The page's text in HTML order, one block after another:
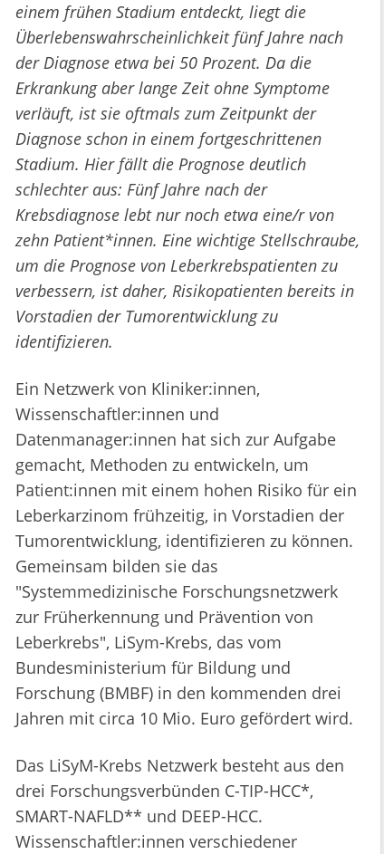
einem frühen Stadium entdeckt, liegt die
Überlebenswahrscheinlichkeit fünf Jahre nach
der Diagnose etwa bei 50 Prozent. Da die
Erkrankung aber lange Zeit ohne Symptome
verläuft, ist sie oftmals zum Zeitpunkt der
Diagnose schon in einem fortgeschrittenen
Stadium. Hier fällt die Prognose deutlich
schlechter aus: Fünf Jahre nach der
Krebsdiagnose lebt nur noch etwa eine/r von
zehn Patient*innen. Eine wichtige Stellschraube,
um die Prognose von Leberkrebspatienten zu
verbessern, ist daher, Risikopatienten bereits in
Vorstadien der Tumorentwicklung zu
identifizieren.
Ein Netzwerk von Kliniker:innen,
Wissenschaftler:innen und
Datenmanager:innen hat sich zur Aufgabe
gemacht, Methoden zu entwickeln, um
Patient:innen mit einem hohen Risiko für ein
Leberkarzinom frühzeitig, in Vorstadien der
Tumorentwicklung, identifizieren zu können.
Gemeinsam bilden sie das
"Systemmedizinische Forschungsnetzwerk
zur Früherkennung und Prävention von
Leberkrebs", LiSym-Krebs, das vom
Bundesministerium für Bildung und
Forschung (BMBF) in den kommenden drei
Jahren mit circa 10 Mio. Euro gefördert wird.
Das LiSyM-Krebs Netzwerk besteht aus den
drei Forschungsverbünden C-TIP-HCC*,
SMART-NAFLD** und DEEP-HCC.
Wissenschaftler:innen verschiedener